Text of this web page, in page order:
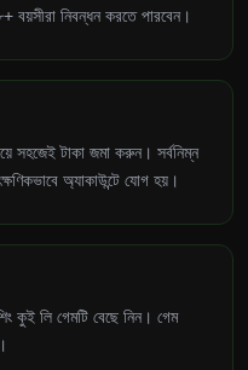
বয়সীরা নিবন্ধন করতে পারবেন।
টাকা জমা করুন। সর্বনিম্ন
অ্যাকাউন্টে যোগ হয়।
লি গেমটি বেছে নিন। গেম